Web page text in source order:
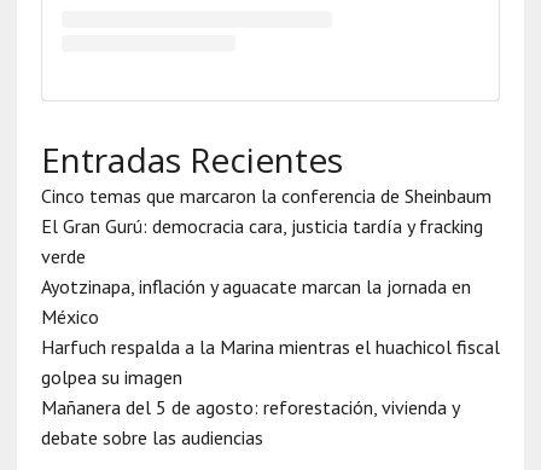
Entradas Recientes
Cinco temas que marcaron la conferencia de Sheinbaum
El Gran Gurú: democracia cara, justicia tardía y fracking
verde
Ayotzinapa, inflación y aguacate marcan la jornada en
México
Harfuch respalda a la Marina mientras el huachicol fiscal
golpea su imagen
Mañanera del 5 de agosto: reforestación, vivienda y
debate sobre las audiencias